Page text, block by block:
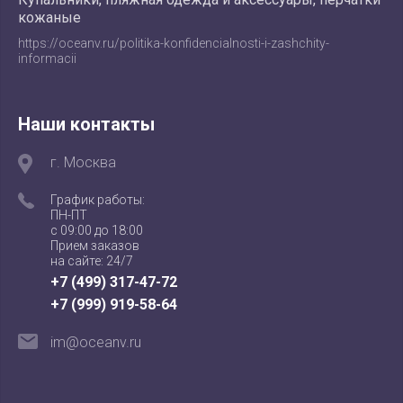
кожаные
https://oceanv.ru/politika-konfidencialnosti-i-zashchity-
informacii
Наши контакты
г. Москва
График работы:
ПН-ПТ
с 09:00 до 18:00
Прием заказов
на сайте: 24/7
+7 (499) 317-47-72
+7 (999) 919-58-64
im@oceanv.ru